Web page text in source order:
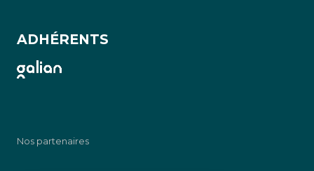
ADHÉRENTS
Nos partenaires